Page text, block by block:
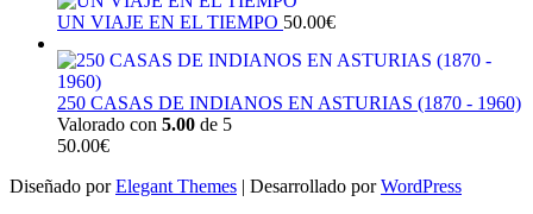
UN VIAJE EN EL TIEMPO 50.00€
250 CASAS DE INDIANOS EN ASTURIAS (1870 - 1960)
Valorado con 5.00 de 5
50.00€
Diseñado porElegant Themes | Desarrollado porWordPress